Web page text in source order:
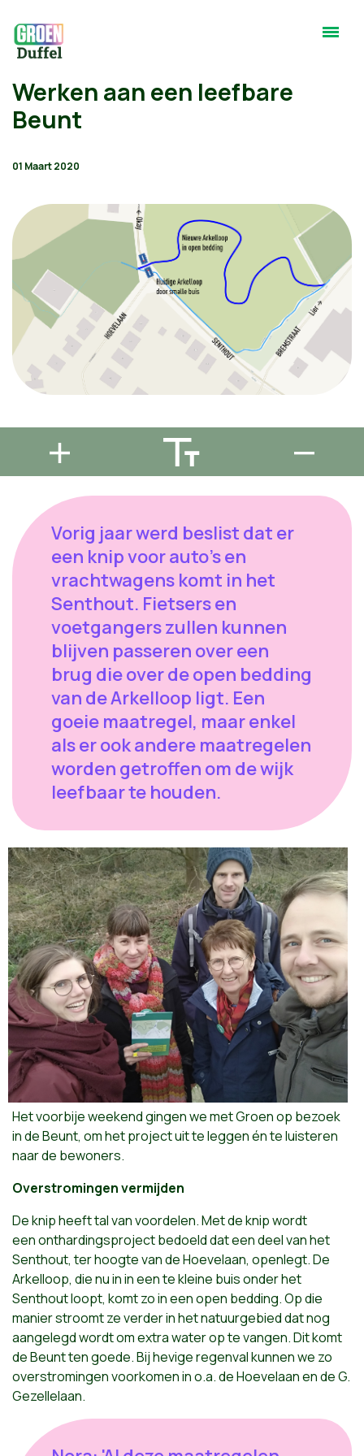
Werken aan een leefbare
Beunt
01 Maart 2020
Vorig jaar werd beslist dat er
een knip voor auto’s en
vrachtwagens komt in het
Senthout. Fietsers en
voetgangers zullen kunnen
blijven passeren over een
brug die over de open bedding
van de Arkelloop ligt. Een
goeie maatregel, maar enkel
als er ook andere maatregelen
worden getroffen om de wijk
leefbaar te houden.
Het voorbije weekend gingen we met Groen op bezoek
in de Beunt, om het project uit te leggen én te luisteren
naar de bewoners.
Overstromingen vermijden
De knip heeft tal van voordelen. Met de knip wordt
een onthardingsproject bedoeld dat een deel van het
Senthout, ter hoogte van de Hoevelaan, openlegt. De
Arkelloop, die nu in in een te kleine buis onder het
Senthout loopt, komt zo in een open bedding. Op die
manier stroomt ze verder in het natuurgebied dat nog
aangelegd wordt om extra water op te vangen. Dit komt
de Beunt ten goede. Bij hevige regenval kunnen we zo
overstromingen voorkomen in o.a. de Hoevelaan en de G.
Gezellelaan.